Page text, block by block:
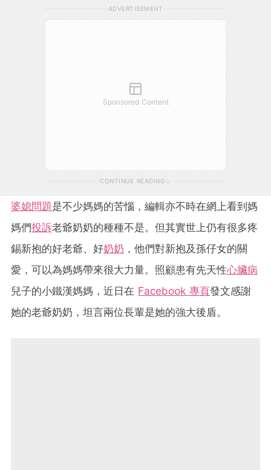
ADVERTISEMENT
Sponsored Content
CONTINUE READING
婆媳問題是不少媽媽的苦惱，編輯亦不時在網上看到媽
媽們投訴老爺奶奶的種種不是。但其實世上仍有很多疼
錫新抱的好老爺、好奶奶 ，他們對新抱及孫仔女的關
愛，可以為媽媽帶來很大力量。照顧患有先天性心臟病
兒子的小鐵漢媽媽，近日在 Facebook 專頁發文感謝
她的老爺奶奶，坦言兩位長輩是她的強大後盾。